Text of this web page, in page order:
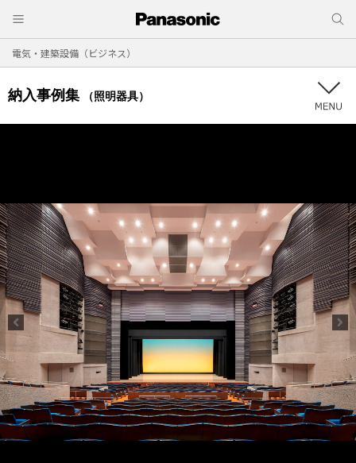
電気・建築設備（ビジネス）
納入事例集 （照明器具）